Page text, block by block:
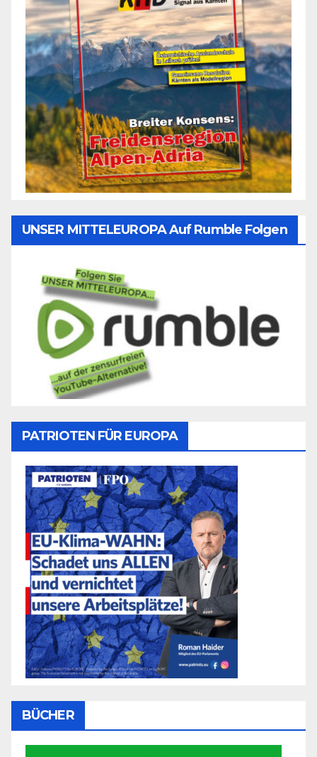
UNSER MITTELEUROPA Auf Rumble Folgen
PATRIOTEN FÜR EUROPA
BÜCHER